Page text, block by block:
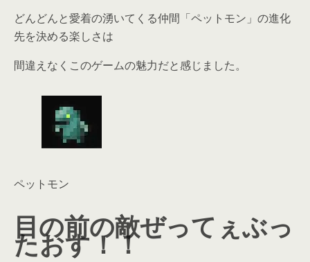
どんどんと愛着の湧いてくる仲間「ペットモン」の進化
先を決める楽しさは
間違えなくこのゲームの魅力だと感じました。
ペットモン
目の前の敵ぜってぇぶっ
たおす！！